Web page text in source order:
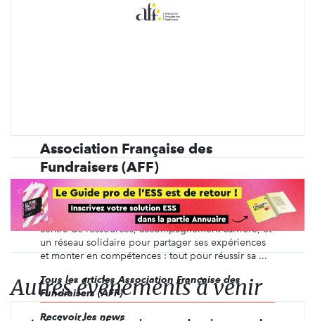
Association Française des
Fundraisers (AFF)
Le réseau des professionnels de la collecte de
fonds et du mécénat engagés au service de l’intérêt
général. Premier organisme de formation certifiant,
centre de ressources, accompagnement carrière, et
un réseau solidaire pour partager ses expériences
et monter en compétences : tout pour réussir sa ...
Tous les articles Association Française des
Fundraisers (AFF)
Recevoir les news
Autres évènements à venir